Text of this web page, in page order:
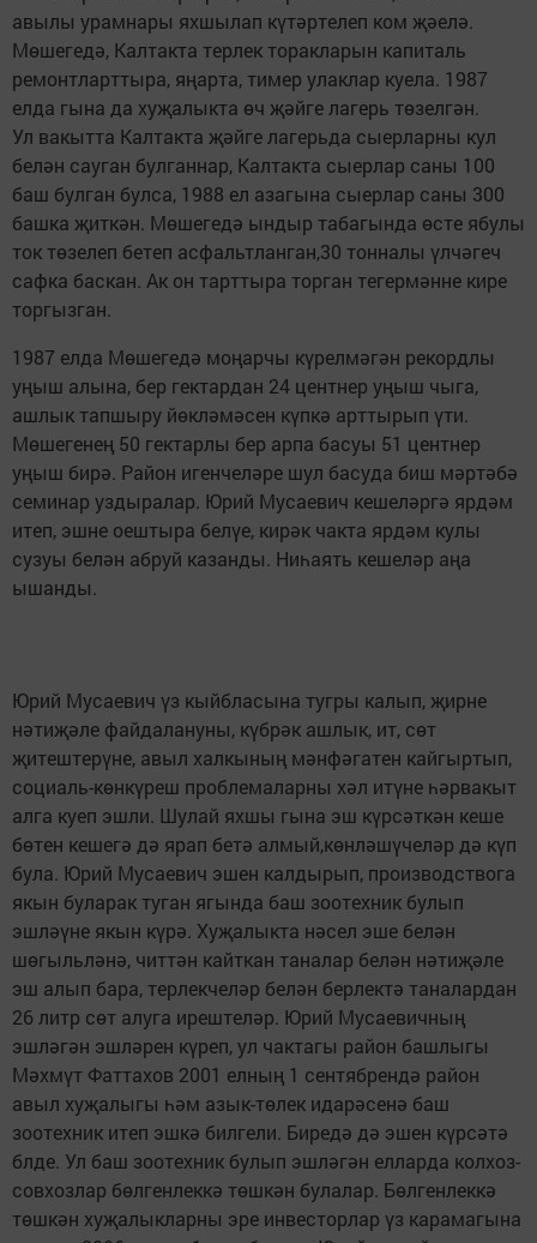
авылы урамнары яхшылап күтәртелеп ком җәелә.
Мөшегедә, Калтакта терлек торакларын капиталь
ремонтларттыра, яңарта, тимер улаклар куела. 1987
елда гына да хуҗалыкта өч җәйге лагерь төзелгән.
Ул вакытта Калтакта җәйге лагерьда сыерларны кул
белән сауган булганнар, Калтакта сыерлар саны 100
баш булган булса, 1988 ел азагына сыерлар саны 300
башка җиткән. Мөшегедә ындыр табагында өсте ябулы
ток төзелеп бетеп асфальтланган,30 тонналы үлчәгеч
сафка баскан. Ак он тарттыра торган тегермәнне кире
торгызган.
1987 елда Мөшегедә моңарчы күрелмәгән рекордлы
уңыш алына, бер гектардан 24 центнер уңыш чыга,
ашлык тапшыру йөкләмәсен күпкә арттырып үти.
Мөшегенең 50 гектарлы бер арпа басуы 51 центнер
уңыш бирә. Район игенчеләре шул басуда биш мәртәбә
семинар уздыралар. Юрий Мусаевич кешеләргә ярдәм
итеп, эшне оештыра белүе, кирәк чакта ярдәм кулы
сузуы белән абруй казанды. Ниһаять кешеләр аңа
ышанды.
Юрий Мусаевич үз кыйбласына тугры калып, җирне
нәтиҗәле файдалануны, күбрәк ашлык, ит, сөт
җитештерүне, авыл халкының мәнфәгатен кайгыртып,
социаль-көнкүреш проблемаларны хәл итүне һәрвакыт
алга куеп эшли. Шулай яхшы гына эш күрсәткән кеше
бөтен кешегә дә ярап бетә алмый,көнләшүчеләр дә күп
була. Юрий Мусаевич эшен калдырып, производствога
якын буларак туган ягында баш зоотехник булып
эшләүне якын күрә. Хуҗалыкта нәсел эше белән
шөгыльләнә, читтән кайткан таналар белән нәтиҗәле
эш алып бара, терлекчеләр белән берлектә таналардан
26 литр сөт алуга ирештеләр. Юрий Мусаевичның
эшләгән эшләрен күреп, ул чактагы район башлыгы
Мәхмүт Фаттахов 2001 елның 1 сентябрендә район
авыл хуҗалыгы һәм азык-төлек идарәсенә баш
зоотехник итеп эшкә билгели. Биредә дә эшен күрсәтә
блде. Ул баш зоотехник булып эшләгән елларда колхоз-
совхозлар бөлгенлеккә төшкән булалар. Бөлгенлеккә
төшкән хуҗалыкларны эре инвесторлар үз карамагына